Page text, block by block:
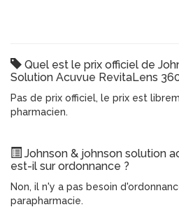
Quel est le prix officiel de
Solution Acuvue RevitaLens
Pas de prix officiel, le prix est
pharmacien.
Johnson & johnson solution
est-il sur ordonnance ?
Non, il n'y a pas besoin
parapharmacie.